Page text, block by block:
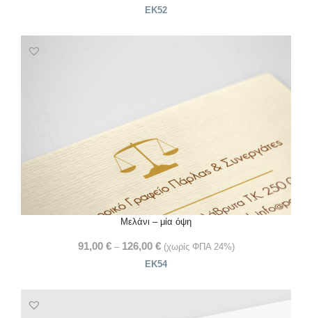
ΕΚ52
Μελάνι – μία όψη
91,00 € – 126,00 € (χωρίς ΦΠΑ 24%)
ΕΚ54